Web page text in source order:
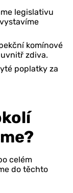
legislativu
komínové
zdiva.
poplatky za
celém
do těchto